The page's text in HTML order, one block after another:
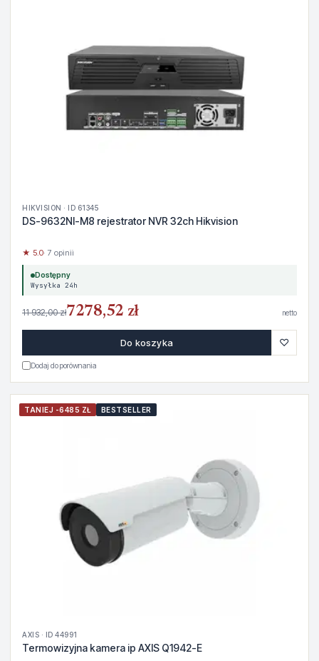
HIKVISION · ID 61345
DS-9632NI-M8 rejestrator NVR 32ch Hikvision
★ 5.0· 7 opinii
Dostępny
Wysyłka 24h
11 932,00 zł7278,52 zł netto
Do koszyka ♡
Dodaj do porównania
TANIEJ -6485 ZŁ BESTSELLER
AXIS · ID 44991
Termowizyjna kamera ip AXIS Q1942-E